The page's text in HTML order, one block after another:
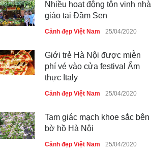
Nhiều hoạt động tôn vinh nhà
giáo tại Đầm Sen
Cảnh đẹp Việt Nam 25/04/2020
Giới trẻ Hà Nội được miễn
phí vé vào cửa festival Ẩm
thực Italy
Cảnh đẹp Việt Nam 25/04/2020
Tam giác mạch khoe sắc bên
bờ hồ Hà Nội
Cảnh đẹp Việt Nam 25/04/2020